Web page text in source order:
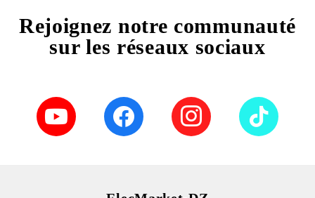
Rejoignez notre communauté
sur les réseaux sociaux